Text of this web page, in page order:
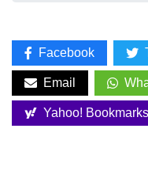
Facebook
Email
Yahoo! Bookmarks